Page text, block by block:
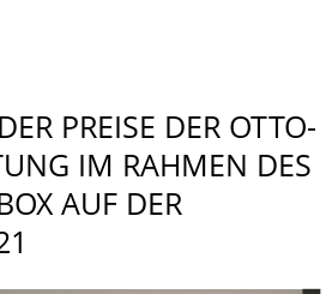
PREISE DER OTTO-
IM RAHMEN DES
AUF DER